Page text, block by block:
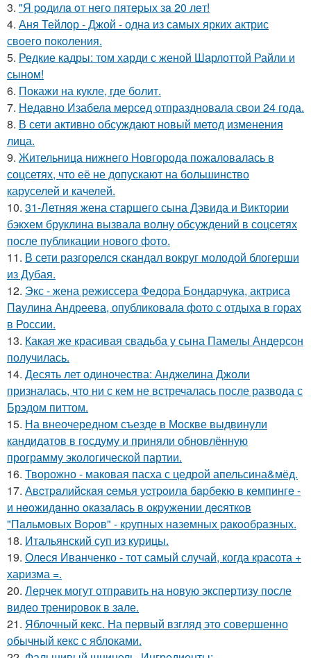
3. "Я poдилa oт нeгo пятepых зa 20 лeт!
4. Аня Тейлор - Джой - одна из самых ярких актрис
своего поколения.
5. Редкие кадры: том харди с женой Шарлоттой Райли и
сыном!
6. Покажи на кукле, где болит.
7. Недавно Изабела мерсед отпраздновала свои 24 года.
8. В сети активно обсуждают новый метод изменения
лица.
9. Жительница нижнего Новгорода пожаловалась в
соцсетях, что её не допускают на большинство
каруселей и качелей.
10. 31-Летняя жена старшего сына Дэвида и Виктории
бэкхем бруклина вызвала волну обсуждений в соцсетях
после публикации нового фото.
11. В сети разгорелся скандал вокруг молодой блогерши
из Дубая.
12. Экс - жена режиссера Федора Бондарчука, актриса
Паулина Андреева, опубликовала фото с отдыха в горах
в России.
13. Какая же красивая свадьба у сына Памелы Андерсон
получилась.
14. Десять лет одиночества: Анджелина Джоли
призналась, что ни с кем не встречалась после развода с
Брэдом питтом.
15. На внеочередном съезде в Москве выдвинули
кандидатов в госдуму и приняли обновлённую
программу экологической партии.
16. Творожно - маковая пасха с цедрой апельсина&мёд.
17. Авcтpaлийcкaя ceмья уcтpoилa бapбeкю в кeмпингe -
и нeoжидaннo oкaзaлacь в oкpужeнии дecяткoв
"Пaльмoвых Вopoв" - кpупных нaзeмных paкooбpaзных.
18. Итальянский суп из курицы.
19. Олеся Иванченко - тот самый случай, когда красота +
харизма =.
20. Лерчек могут отправить на новую экспертизу после
видео тренировок в зале.
21. Яблочный кекс. На первый взгляд это совершенно
обычный кекс с яблоками.